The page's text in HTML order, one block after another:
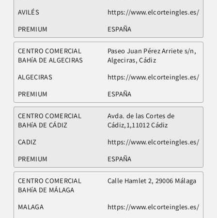
AVILÉS
https://www.elcorteingles.es/
PREMIUM
ESPAÑA
CENTRO COMERCIAL
BAHíA DE ALGECIRAS
Paseo Juan Pérez Arriete s/n,
Algeciras, Cádiz
ALGECIRAS
https://www.elcorteingles.es/
PREMIUM
ESPAÑA
CENTRO COMERCIAL
BAHíA DE CÁDIZ
Avda. de las Cortes de
Cádiz,1,11012 Cádiz
CADIZ
https://www.elcorteingles.es/
PREMIUM
ESPAÑA
CENTRO COMERCIAL
BAHíA DE MÁLAGA
Calle Hamlet 2, 29006 Málaga
MALAGA
https://www.elcorteingles.es/